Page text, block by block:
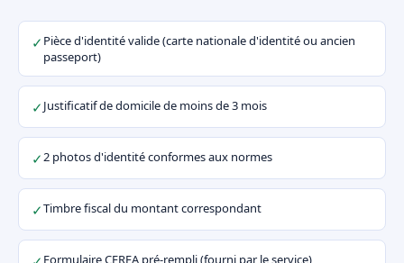
✓ Pièce d'identité valide (carte nationale d'identité ou ancien
passeport)
✓Justificatif de domicile de moins de 3 mois
✓2 photos d'identité conformes aux normes
✓Timbre fiscal du montant correspondant
Formulaire CERFA pré-rempli (fourni par le service)